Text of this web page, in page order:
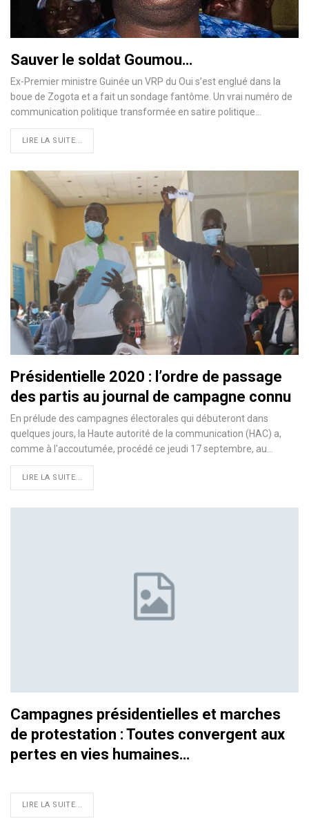
Sauver le soldat Goumou…
Ex-Premier ministre Guinée un VRP du Oui s’est englué dans la
boue de Zogota et a fait un sondage fantôme. Un vrai numéro de
communication politique transformée en satire politique…
LIRE LA SUITE...
Présidentielle 2020 : l’ordre de passage
des partis au journal de campagne connu
En prélude des campagnes électorales qui débuteront dans
quelques jours, la Haute autorité de la communication (HAC) a,
comme à l'accoutumée, procédé ce jeudi 17 septembre, au…
LIRE LA SUITE...
Campagnes présidentielles et marches
de protestation : Toutes convergent aux
pertes en vies humaines…
LIRE LA SUITE...